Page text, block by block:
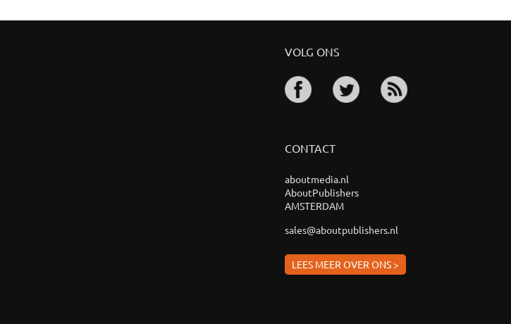
VOLG ONS
CONTACT
aboutmedia.nl
AboutPublishers
AMSTERDAM
sales@aboutpublishers.nl
LEES MEER OVER ONS >